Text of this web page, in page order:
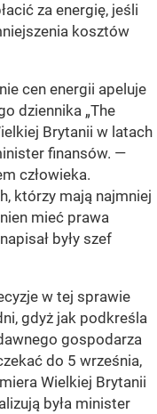
za energię, jeśli
kosztów
cen energii apeluje
dziennika „The
Brytanii w latach
finansów. —
człowieka.
którzy mają najmniej
mieć prawa
były szef
w tej sprawie
gdyż jak podkreśla
gospodarza
do 5 września,
Wielkiej Brytanii
była minister